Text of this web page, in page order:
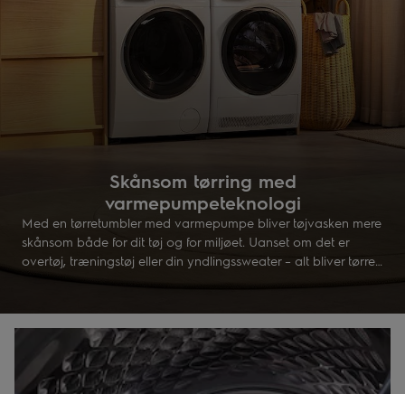
Skånsom tørring med
varmepumpeteknologi
Med en tørretumbler med varmepumpe bliver tøjvasken mere
skånsom både for dit tøj og for miljøet. Uanset om det er
overtøj, træningstøj eller din yndlingssweater – alt bliver tørret
ved lav temperatur. Tekologien genbruger varmen for at